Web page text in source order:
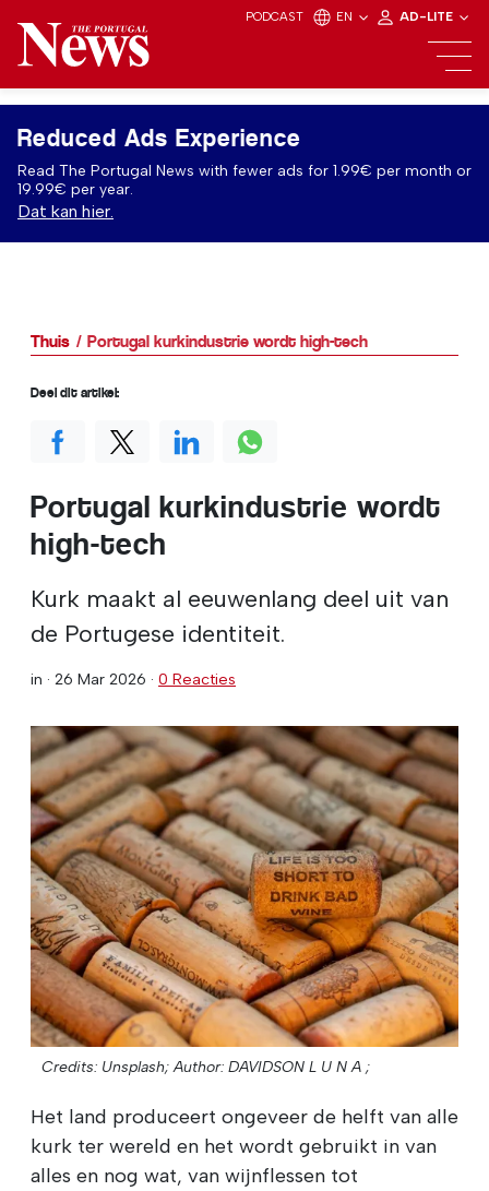
PODCAST EN AD-LITE
Reduced Ads Experience
Read The Portugal News with fewer ads for 1.99€ per month or
19.99€ per year.
Dat kan hier.
Thuis Portugal kurkindustrie wordt high-tech
Portugal kurkindustrie wordt
high-tech
Kurk maakt al eeuwenlang deel uit van
de Portugese identiteit.
in · 26 Mar 2026 · 0 Reacties
Credits: Unsplash; Author: DAVIDSON L U N A ;
Het land produceert ongeveer de helft van alle
kurk ter wereld en het wordt gebruikt in van
alles en nog wat, van wijnflessen tot
Deel dit artikel: